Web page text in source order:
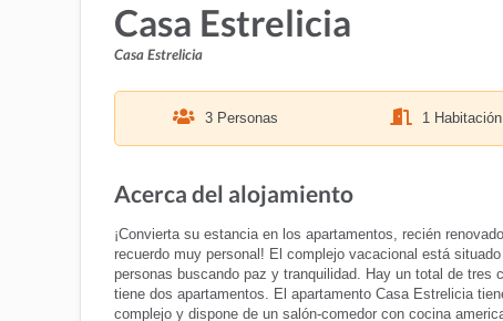
Casa Estrelicia
Casa Estrelicia
3 Personas 1 Habitación
Acerca del alojamiento
¡Convierta su estancia en los apartamentos, recién
recuerdo muy personal! El complejo vacacional está
personas buscando paz y tranquilidad. Hay un total de
tiene dos apartamentos. El apartamento Casa Estrelicia
complejo y dispone de un salón-comedor con cocina